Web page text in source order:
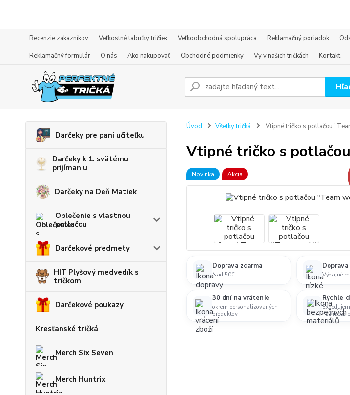
Recenzie zákazníkov Veľkostné tabuľky tričiek Veľkoobchodná spolupráca Reklamačný poriadok
Reklamačný formulár
O nás Ako nakupovať Obchodné podmienky Vy v našich tričkách Kontakt
Darčeky pre pani učiteľku
Darčeky k 1. svätému
prijímaniu
Darčeky na Deň Matiek
Oblečenie s vlastnou
potlačou
Darčekové predmety
HIT Plyšový medvedík s
tričkom
Darčekové poukazy
Kresťanské tričká
Merch Six Seven
Merch Huntrix
Úvod Všetky tričká Vtipné tričko s potlačou
Vtipné tričko s
Novinka Akcia
Doprava zdarma
Nad 50€ Výdajné
30 dní na vrátenie
okrem personalizovaných
produktov
Rýchle
hodín cez